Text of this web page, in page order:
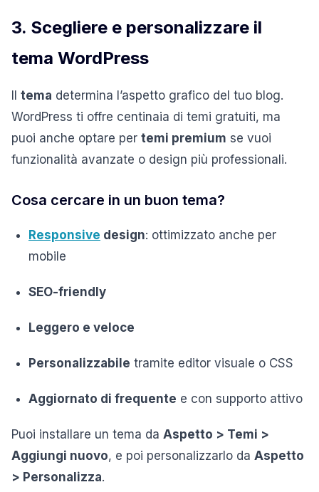
3. Scegliere e personalizzare il
tema WordPress
Il tema determina l’aspetto grafico del tuo blog.
WordPress ti offre centinaia di temi gratuiti, ma
puoi anche optare per temi premium se vuoi
funzionalità avanzate o design più professionali.
Cosa cercare in un buon tema?
Responsive design: ottimizzato anche per
mobile
SEO-friendly
Leggero e veloce
Personalizzabile tramite editor visuale o CSS
Aggiornato di frequente e con supporto attivo
Puoi installare un tema da Aspetto > Temi >
Aggiungi nuovo, e poi personalizzarlo da Aspetto
> Personalizza.